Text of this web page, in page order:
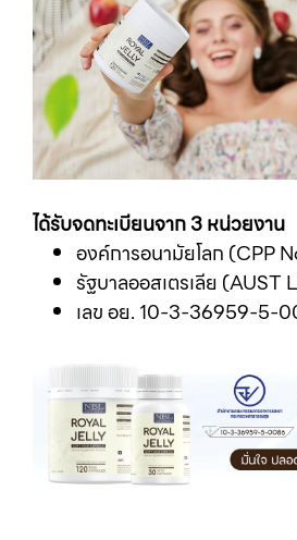
ได้รับจดทะเบียนจาก 3 หน่วยงาน
องค์การอนามัยโลก (CPP
รัฐบาลออสเตรเลีย (AUST
เลข อย. 10-3-36959-5-